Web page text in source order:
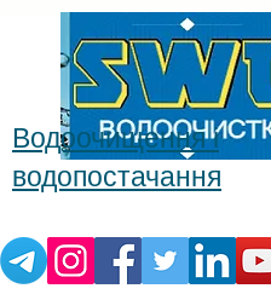
Водоочищення і
водопостачання